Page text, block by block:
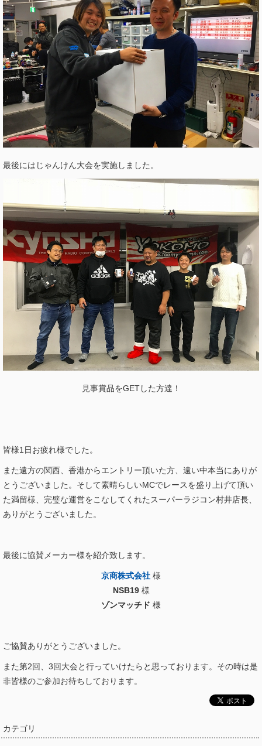
最後にはじゃんけん大会を実施しました。
見事賞品をGETした方達！
皆様1日お疲れ様でした。
また遠方の関西、香港からエントリー頂いた方、遠い中本当にありが
とうございました。そして素晴らしいMCでレースを盛り上げて頂い
た満留様、完璧な運営をこなしてくれたスーパーラジコン村井店長、
ありがとうございました。
最後に協賛メーカー様を紹介致します。
京商株式会社 様
NSB19様
ゾンマッチド 様
ご協賛ありがとうございました。
また第2回、3回大会と行っていけたらと思っております。その時は是
非皆様のご参加お待ちしております。
カテゴリ